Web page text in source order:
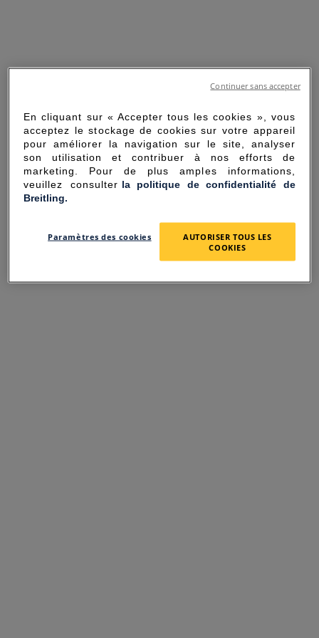
SORRY FOR THE
INCONVENIENCE
UNEXPECTED ERROR OCCURRED.
En cliquant sur « Accepter tous les cookies », vous
acceptez le stockage de cookies sur votre appareil
pour améliorer la navigation sur le site, analyser
son utilisation et contribuer à nos efforts de
marketing. Pour de plus amples informations,
veuillez consulter la politique de confidentialité de
Breitling.
Paramètres des cookies
AUTORISER TOUS LES
COOKIES
Continuer sans accepter